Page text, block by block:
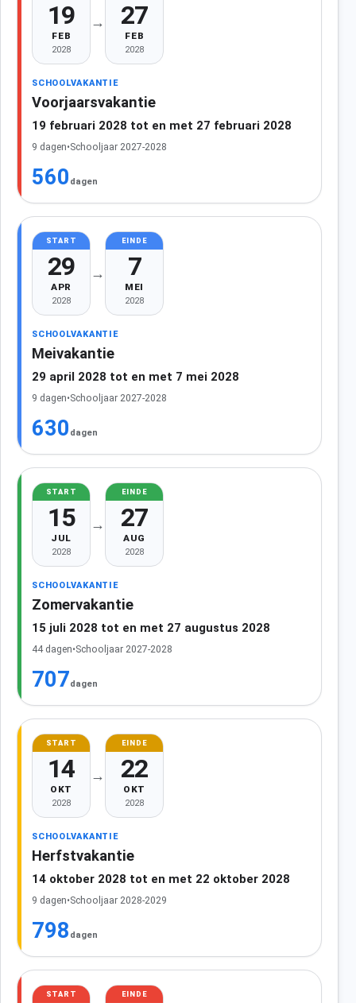
19
FEB
2028
→ 27
FEB
2028
SCHOOLVAKANTIE
Voorjaarsvakantie
19 februari 2028 tot en met 27 februari 2028
9 dagen•Schooljaar 2027-2028
560 dagen
START
29
APR
2028
→
EINDE
7
MEI
2028
SCHOOLVAKANTIE
Meivakantie
29 april 2028 tot en met 7 mei 2028
9 dagen•Schooljaar 2027-2028
630 dagen
START
15
JUL
2028
→
EINDE
27
AUG
2028
SCHOOLVAKANTIE
Zomervakantie
15 juli 2028 tot en met 27 augustus 2028
44 dagen•Schooljaar 2027-2028
707dagen
START
14
OKT
2028
→
EINDE
22
OKT
2028
SCHOOLVAKANTIE
Herfstvakantie
14 oktober 2028 tot en met 22 oktober 2028
9 dagen•Schooljaar 2028-2029
798 dagen
START EINDE